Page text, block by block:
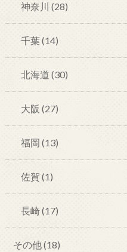
神奈川 (28)
千葉(14)
北海道 (30)
大阪 (27)
福岡 (13)
佐賀 (1)
長崎(17)
その他(18)